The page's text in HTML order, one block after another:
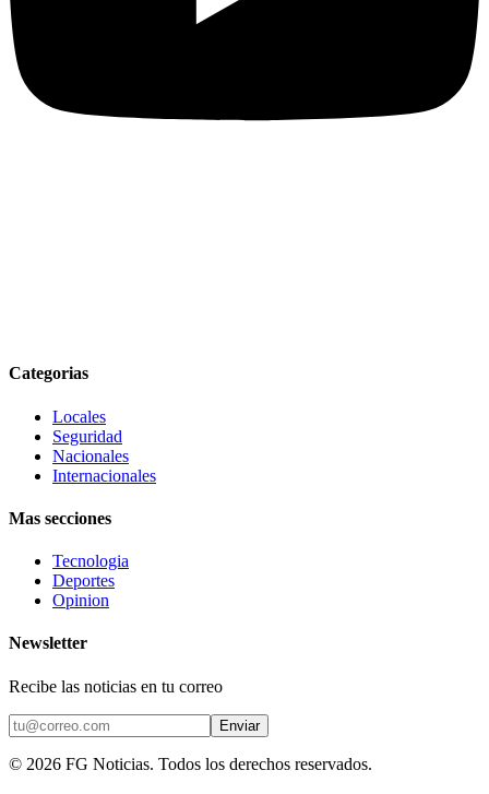
Categorias
Locales
Seguridad
Nacionales
Internacionales
Mas secciones
Tecnologia
Deportes
Opinion
Newsletter
Recibe las noticias en tu correo
Enviar
© 2026 FG Noticias. Todos los derechos reservados.